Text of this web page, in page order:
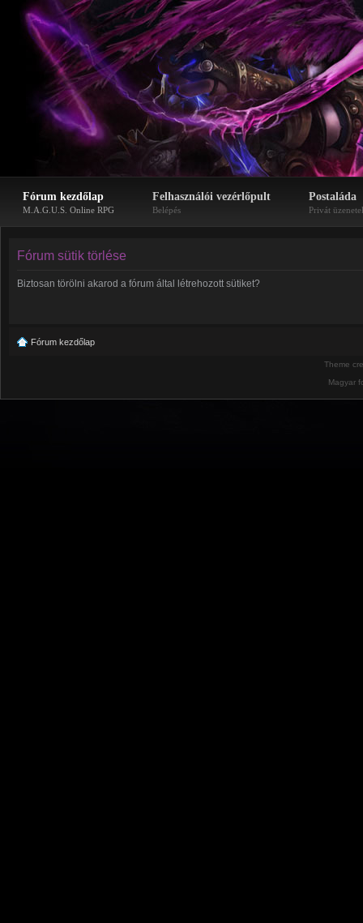
Fórum kezdőlap
M.A.G.U.S. Online RPG
Felhasználói vezérlőpult
Belépés
Postaláda
Privát
Fórum sütik törlése
Biztosan törölni akarod a fórum által létrehozott sütiket?
Fórum kezdőlap
Theme
Magyar